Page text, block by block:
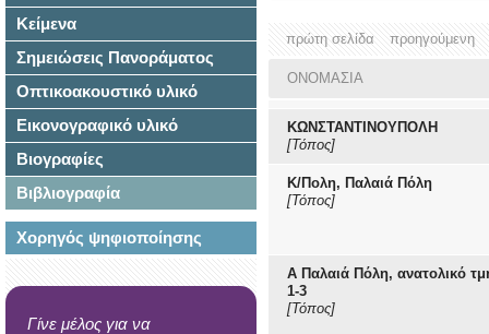
Κείμενα
Σημειώσεις Πανοράματος
Οπτικοακουστικό υλικό
Εικονογραφικό υλικό
Βιογραφίες
Βιβλιογραφία
Χορηγός ψηφιοποίησης
Γίνε μέλος για να
πρώτη σελίδα προηγούμενη
ΟΝΟΜΑΣΙΑ
ΚΩΝΣΤΑΝΤΙΝΟΥΠΟΛΗ
[Τόπος]
Κ/Πολη, Παλαιά Πόλη
[Τόπος]
Α Παλαιά Πόλη, ανατολικό
1-3
[Τόπος]